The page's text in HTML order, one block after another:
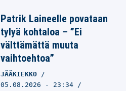
Patrik Laineelle povataan
tylyä kohtaloa – ”Ei
välttämättä muuta
vaihtoehtoa”
JÄÄKIEKKO
05.08.2026 - 23:34